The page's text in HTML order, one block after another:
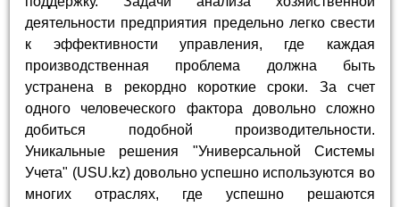
деятельности предприятия предельно легко свести
к эффективности управления, где каждая
производственная проблема должна быть
устранена в рекордно короткие сроки. За счет
одного человеческого фактора довольно сложно
добиться подобной производительности.
Уникальные решения "Универсальной Системы
Учета" (USU.kz) довольно успешно используются во
многих отраслях, где успешно решаются